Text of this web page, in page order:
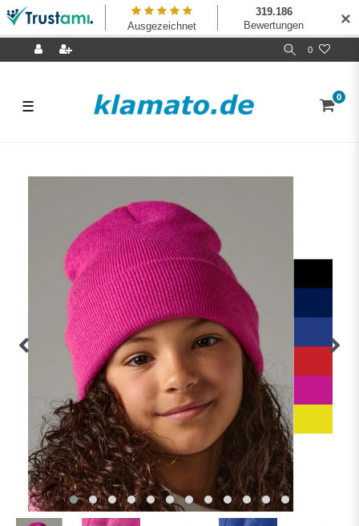
0
☰ 0
✕